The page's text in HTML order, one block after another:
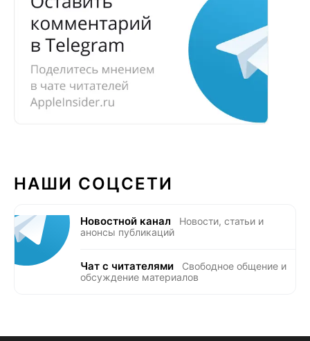
НАШИ СОЦСЕТИ
Новостной канал
Новости, статьи и
анонсы публикаций
Чат с читателями
Свободное общение и
обсуждение материалов